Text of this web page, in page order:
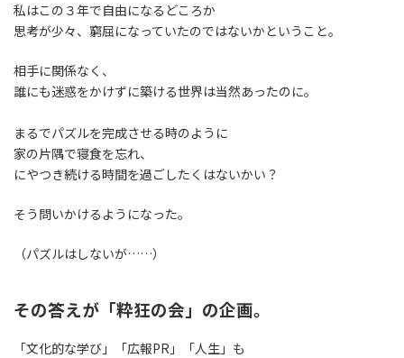
私はこの３年で自由になるどころか
思考が少々、窮屈になっていたのではないかということ。
相手に関係なく、
誰にも迷惑をかけずに築ける世界は当然あったのに。
まるでパズルを完成させる時のように
家の片隅で寝食を忘れ、
にやつき続ける時間を過ごしたくはないかい？
そう問いかけるようになった。
（パズルはしないが……）
その答えが「粋狂の会」の企画。
「文化的な学び」「広報PR」「人生」も